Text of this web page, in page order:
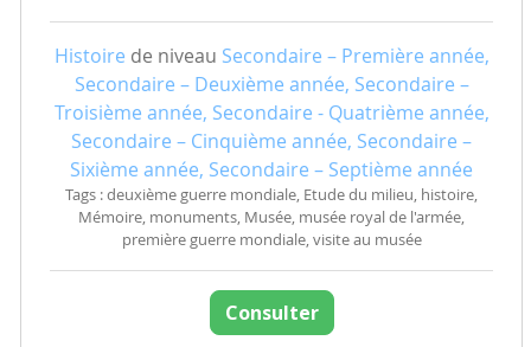
Histoire de niveau Secondaire – Première année,
Secondaire – Deuxième année, Secondaire –
Troisième année, Secondaire - Quatrième année,
Secondaire – Cinquième année, Secondaire –
Sixième année, Secondaire – Septième année
Tags : deuxième guerre mondiale, Etude du milieu, histoire,
Mémoire, monuments, Musée, musée royal de l'armée,
première guerre mondiale, visite au musée
Consulter